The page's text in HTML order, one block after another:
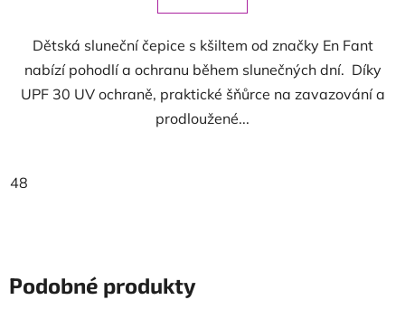
Dětská sluneční čepice s kšiltem od značky En Fant
nabízí pohodlí a ochranu během slunečných dní. Díky
UPF 30 UV ochraně, praktické šňůrce na zavazování a
prodloužené...
48
Podobné produkty